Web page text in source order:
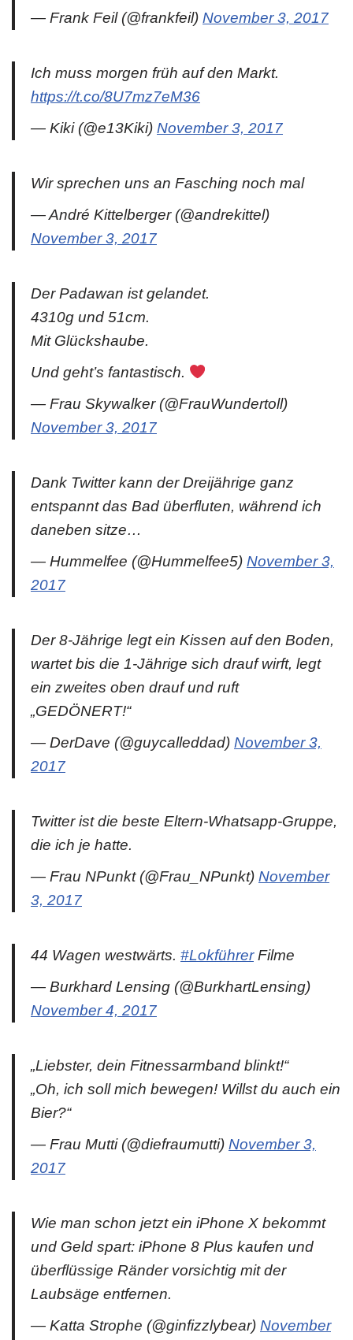
— Frank Feil (@frankfeil) November 3, 2017
Ich muss morgen früh auf den Markt.
https://t.co/8U7mz7eM36
— Kiki (@e13Kiki) November 3, 2017
Wir sprechen uns an Fasching noch mal
— André Kittelberger (@andrekittel)
November 3, 2017
Der Padawan ist gelandet.
4310g und 51cm.
Mit Glückshaube.
Und geht’s fantastisch.
— Frau Skywalker (@FrauWundertoll)
November 3, 2017
Dank Twitter kann der Dreijährige ganz
entspannt das Bad überfluten, während ich
daneben sitze…
— Hummelfee (@Hummelfee5) November 3,
2017
Der 8-Jährige legt ein Kissen auf den Boden,
wartet bis die 1-Jährige sich drauf wirft, legt
ein zweites oben drauf und ruft
„GEDÖNERT!“
— DerDave (@guycalleddad) November 3,
2017
Twitter ist die beste Eltern-Whatsapp-Gruppe,
die ich je hatte.
— Frau NPunkt (@Frau_NPunkt) November
3, 2017
44 Wagen westwärts. #LokführerFilme
— Burkhard Lensing (@BurkhartLensing)
November 4, 2017
„Liebster, dein Fitnessarmband blinkt!“
„Oh, ich soll mich bewegen! Willst du auch ein
Bier?“
— Frau Mutti (@diefraumutti) November 3,
2017
Wie man schon jetzt ein iPhone X bekommt
und Geld spart: iPhone 8 Plus kaufen und
überflüssige Ränder vorsichtig mit der
Laubsäge entfernen.
— Katta Strophe (@ginfizzlybear) November